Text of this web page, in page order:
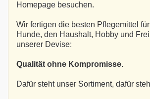
Homepage besuchen.
Wir fertigen die besten Pflegemittel
Hunde, den Haushalt, Hobby und
unserer Devise:
Qualität ohne Kompromisse.
Dafür steht unser Sortiment, dafür